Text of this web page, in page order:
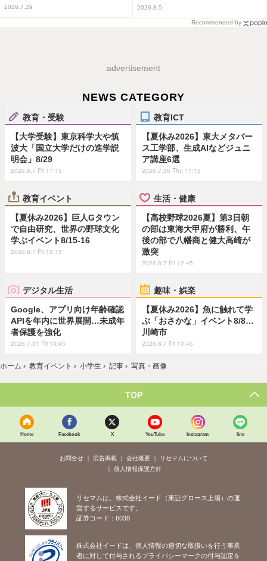
2026.7.29 2026.8.5
Recommended by
advertisement
NEWS CATEGORY
教育・受験
【大学受験】東京科学大や筑
波大「国立大学だけの進学説
明会」8/29
2026.8.7 Fri 17:15
教育ICT
【夏休み2026】東大メタバー
ス工学部、生成AIなどジュニ
ア講座6選
2026.7.30 Thu 11:15
教育イベント
【夏休み2026】巨人Gタウン
で自由研究、世界の野球文化
学ぶイベント8/15-16
2026.8.7 Fri 15:15
生活・健康
【高校野球2026夏】第3日朝
の部は東海大甲府が勝利、午
後の部で八幡商と健大高崎が
激突
2026.8.7 Fri 12:45
デジタル生活
Google、アプリ向け年齢確認
APIを年内に世界展開…未成年
者保護を強化
2026.7.31 Fri 13:45
趣味・娯楽
【夏休み2026】魚に触れて学
ぶ「おさかな」イベント8/8…
川崎市
2026.8.7 Fri 10:45
ホーム › 教育イベント › 小学生 › 記事 › 写真・画像
TOP
Home Facebook X YouTube Instagram line
お問合せ 広告掲載 会社概要
リセマムについて
個人情報保護方針
リセマムは、株式会社イード（東証グロース上場）の運
営するサービスです。
証券コード：6038
株式会社イードは、個人情報の適切な取扱いを行う事業
者に対して付与されるプライバシーマークの付与認定を